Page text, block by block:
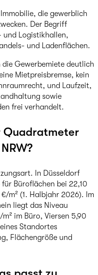
die gewerblich
Der Begriff
und Logistikhallen,
und Ladenflächen.
Gewerbemiete deutlich
Mietpreisbremse, kein
und Laufzeit,
sowie
frei verhandelt.
Quadratmeter
In Düsseldorf
Büroflächen bei 22,10
m² (1. Halbjahr 2026). Im
liegt das Niveau
im Büro, Viersen 5,90
Standortes
Flächengröße und